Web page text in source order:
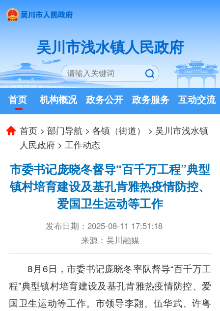
吴川市浅水镇人民政府
首页 机构概况 政务公开 政务服务 互动交流
首页 >部门导航 >各镇（街道） > 吴川市浅水镇
人民政府 > 工作动态
市委书记庞晓冬督导“百千万工程”典型
镇村培育建设及基孔肯雅热疫情防控、
爱国卫生运动等工作
发布日期：2025-08-11 17:51:18
来源：吴川融媒
8月6日，市委书记庞晓冬率队督导“百千万工
程”典型镇村培育建设及基孔肯雅热疫情防控、爱
国卫生运动等工作。市领导李翾、伍华武、许粤